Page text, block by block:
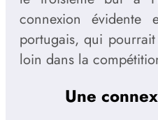
connexion évidente
portugais, qui
loin dans la
Une